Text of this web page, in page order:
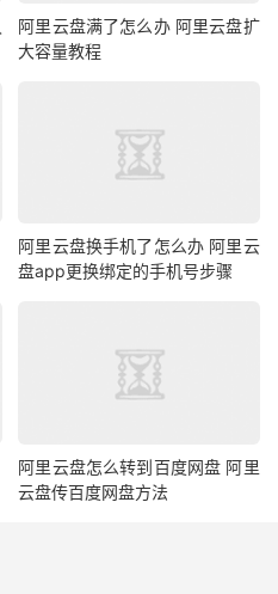
阿里云盘满了怎么办 阿里云盘扩
大容量教程
阿里云盘换手机了怎么办 阿里云
盘app更换绑定的手机号步骤
阿里云盘怎么转到百度网盘 阿里
云盘传百度网盘方法